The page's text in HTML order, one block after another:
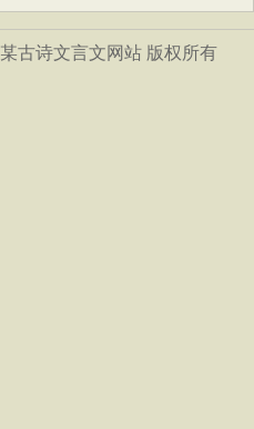
古诗文言文网站 版权所有